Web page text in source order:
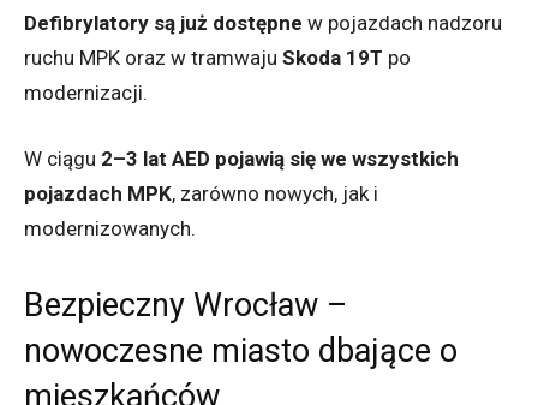
Defibrylatory są już dostępne w pojazdach nadzoru
ruchu MPK oraz w tramwaju Skoda 19T po
modernizacji.
W ciągu 2–3 lat AED pojawią się we wszystkich
pojazdach MPK, zarówno nowych, jak i
modernizowanych.
Bezpieczny Wrocław –
nowoczesne miasto dbające o
mieszkańców